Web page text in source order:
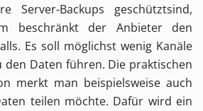
Server-Backups geschütztsind,
beschränkt der Anbieter den
Es soll möglichst wenig Kanäle
den Daten führen. Die praktischen
merkt man beispielsweise auch
teilen möchte. Dafür wird ein